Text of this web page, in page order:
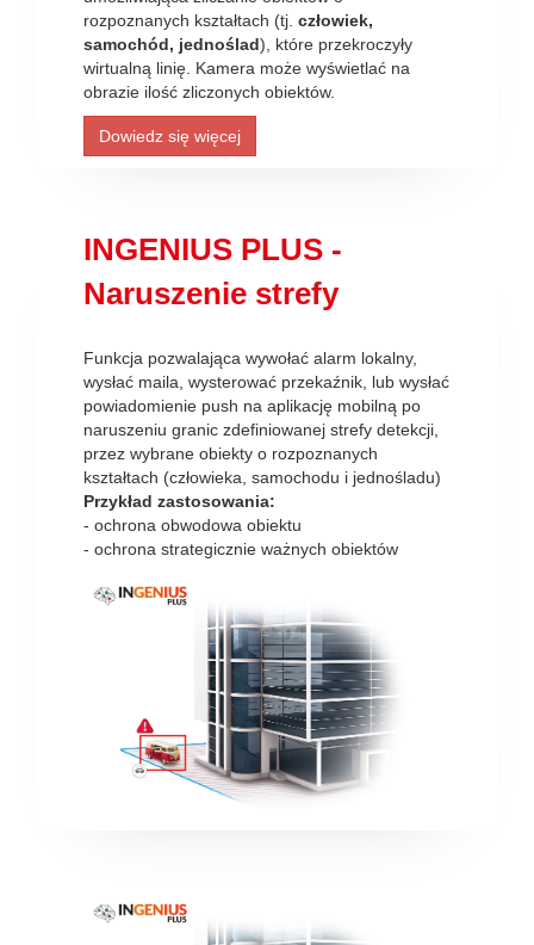
rozpoznanych kształtach (tj. człowiek,
samochód, jednoślad), które przekroczyły
wirtualną linię. Kamera może wyświetlać na
obrazie ilość zliczonych obiektów.
Dowiedz się więcej
INGENIUS PLUS -
Naruszenie strefy
Funkcja pozwalająca wywołać alarm lokalny,
wysłać maila, wysterować przekaźnik, lub wysłać
powiadomienie push na aplikację mobilną po
naruszeniu granic zdefiniowanej strefy detekcji,
przez wybrane obiekty o rozpoznanych
kształtach (człowieka, samochodu i jednośladu)
Przykład zastosowania:
- ochrona obwodowa obiektu
- ochrona strategicznie ważnych obiektów